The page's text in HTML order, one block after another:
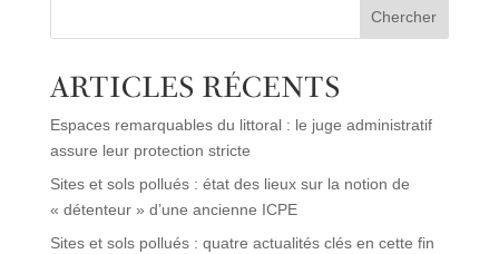
Chercher
ARTICLES RÉCENTS
Espaces remarquables du littoral : le juge administratif
assure leur protection stricte
Sites et sols pollués : état des lieux sur la notion de
« détenteur » d’une ancienne ICPE
Sites et sols pollués : quatre actualités clés en cette fin